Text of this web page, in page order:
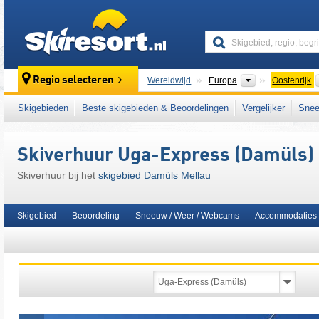
Regio selecteren Wereldwijd Europa Continenten
Oostenrijk
Dit skigebied ligt ook in: Bregenzer
het westen van Oostenrijk
Oostenrijkse Alpen
Skigebieden Beste skigebieden & Beoordelingen Vergelijker
Skiverhuur Uga-Express (Damüls)
Skiverhuur bij het skigebied Damüls Mellau
Skigebied Beoordeling Sneeuw / Weer / Webcams Accommodaties